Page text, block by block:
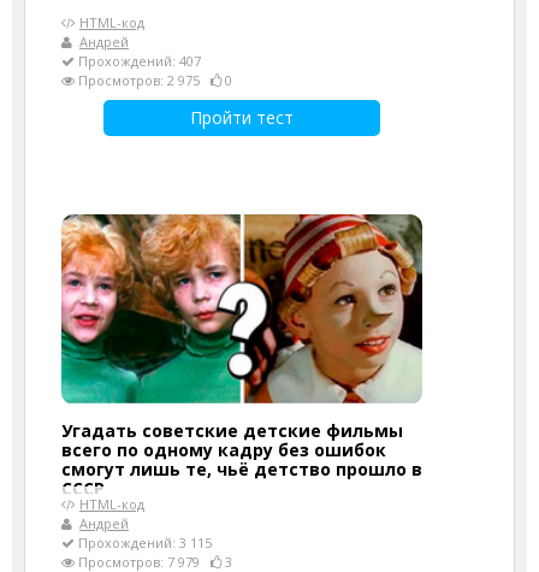
HTML-код
Андрей
Прохождений: 407
Просмотров: 2 975
0
Пройти тест
Угадать советские детские фильмы
всего по одному кадру без ошибок
смогут лишь те, чьё детство прошло в
СССР
HTML-код
Андрей
Прохождений: 3 115
Просмотров: 7 979
3